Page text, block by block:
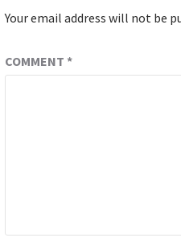
Your email address will not be
COMMENT *